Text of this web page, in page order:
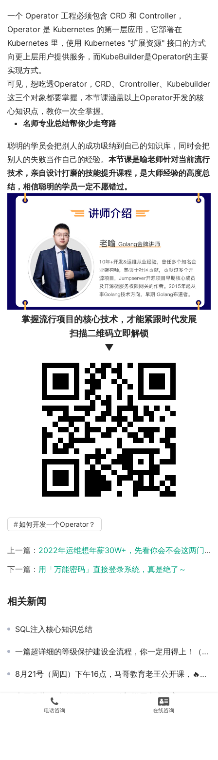
一个 Operator 工程必须包含 CRD 和 Controller，
Operator 是 Kubernetes 的第一层应用，它部署在
Kubernetes 里，使用 Kubernetes "扩展资源" 接口的方式
向更上层用户提供服务，而KubeBuilder是Operator的主要
实现方式。
可见，想吃透Operator，CRD、Crontroller、Kubebuilder
这三个对象都要掌握，本节课涵盖以上Operator开发的核
心知识点，教你一次全掌握。
名师专业总结帮你少走弯路
聪明的学员会把别人的成功吸纳到自己的知识库，同时会把
别人的失败当作自己的经验。 本节课是喻老师针对当前流行
技术，亲自设计打磨的技能提升课程，是大师经验的高度总
结，相信聪明的学员一定不愿错过。
掌握流行项目的核心技术， 才能紧跟时代发展
扫描二维码立即解锁
▼
如何开发一个Operator？
上一篇： 2022年运维想年薪30W+，先看你会不会这两门技术？
下一篇： 用「万能密码」直接登录系统，真是绝了～
相关新闻
SQL注入核心知识总结
一篇超详细的等级保护建设全流程，你一定用得上！（建议收藏）
8月21号（周四）下午16点，马哥教育老王公开课，🔥教你把项目一键整上容器和K8s私有云！都是干货，来听就完事儿了↓
大厂月薪3W都招不到人，Go的门槛原来这么高？！
电话咨询 在线咨询